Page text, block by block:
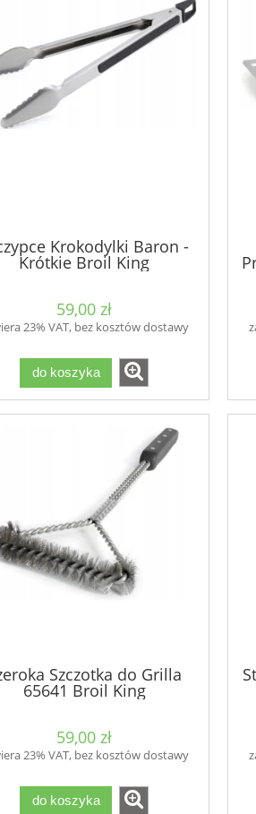
Krokodylki Baron -
Krótkie Broil King
59,00 zł
23% VAT, bez kosztów dostawy
do koszyka
Szczotka do Grilla
65641 Broil King
59,00 zł
23% VAT, bez kosztów dostawy
do koszyka